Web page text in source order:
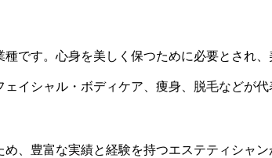
です。心身を美しく保つために必要とされ、
イシャル・ボディケア、痩身、脱毛などが
、豊富な実績と経験を持つエステティシャ